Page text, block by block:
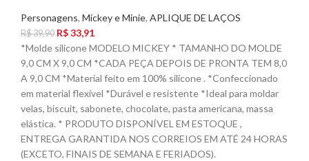
Personagens, Mickey e Minie, APLIQUE DE LAÇOS
R$39,90 R$33,91
*Molde silicone MODELO MICKEY * TAMANHO DO MOLDE
9,0 CM X 9,0 CM *CADA PEÇA DEPOIS DE PRONTA TEM 8,0
A 9,0 CM *Material feito em 100% silicone . *Confeccionado
em material flexível *Durável e resistente *Ideal para moldar
velas, biscuit, sabonete, chocolate, pasta americana, massa
elástica. * PRODUTO DISPONÍVEL EM ESTOQUE ,
ENTREGA GARANTIDA NOS CORREIOS EM ATÉ 24 HORAS
(EXCETO, FINAIS DE SEMANA E FERIADOS).